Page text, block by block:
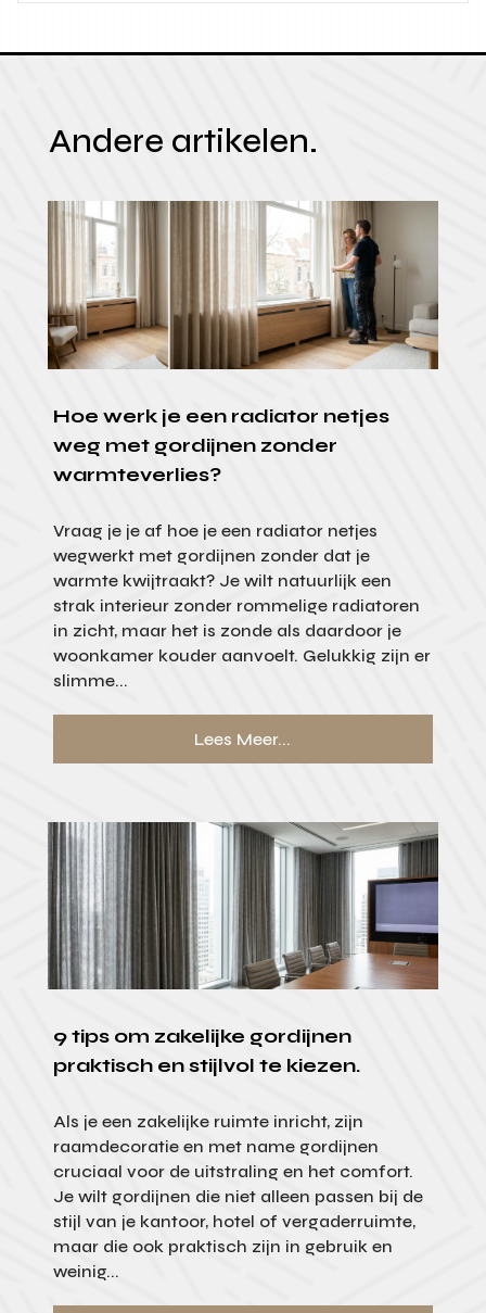
Andere artikelen.
Hoe werk je een radiator netjes
weg met gordijnen zonder
warmteverlies?
Vraag je je af hoe je een radiator netjes
wegwerkt met gordijnen zonder dat je
warmte kwijtraakt? Je wilt natuurlijk een
strak interieur zonder rommelige radiatoren
in zicht, maar het is zonde als daardoor je
woonkamer kouder aanvoelt. Gelukkig zijn er
slimme...
Lees Meer...
9 tips om zakelijke gordijnen
praktisch en stijlvol te kiezen.
Als je een zakelijke ruimte inricht, zijn
raamdecoratie en met name gordijnen
cruciaal voor de uitstraling en het comfort.
Je wilt gordijnen die niet alleen passen bij de
stijl van je kantoor, hotel of vergaderruimte,
maar die ook praktisch zijn in gebruik en
weinig...